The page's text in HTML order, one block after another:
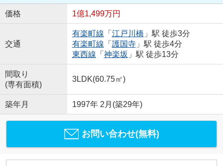
価格 1億1,499万円
交通
有楽町線 「 江戸川橋 」駅 徒歩3分
有楽町線 「 護国寺」駅 徒歩4分
東西線 「 神楽坂 」駅 徒歩13分
間取り
(専有面積)
3LDK(60.75㎡)
築年月 1997年 2月(築29年)
お問い合わせ(無料)